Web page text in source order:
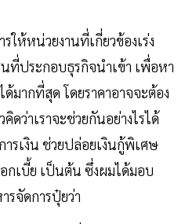
ให้หน่วยงานที่เกี่ยวข้องเร่ง
ที่ประกอบธุรกิจนำเข้า เพื่อหา
มากที่สุด โดยราคาอาจจะต้อง
ดว่าเราจะช่วยกันอย่างไรได้
ารเงิน ช่วยปล่อยเงินกู้พิเศษ
อกเบี้ย เป็นต้น ซึ่งผมได้มอบ
รจัดการปุ๋ยว่า